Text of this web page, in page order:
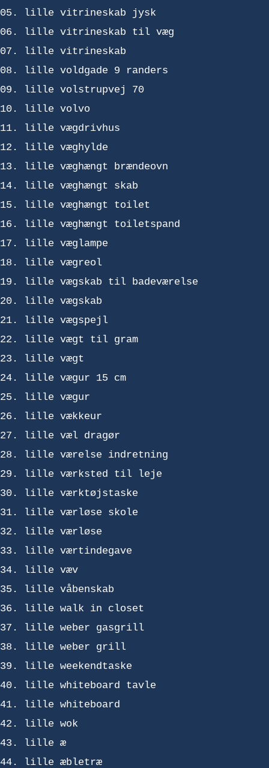
lille vitrineskab jysk
lille vitrineskab til væg
lille vitrineskab
lille voldgade 9 randers
lille volstrupvej 70
lille volvo
lille vægdrivhus
lille væghylde
lille væghængt brændeovn
lille væghængt skab
lille væghængt toilet
lille væghængt toiletspand
lille væglampe
lille vægreol
lille vægskab til badeværelse
lille vægskab
lille vægspejl
lille vægt til gram
lille vægt
lille vægur 15 cm
lille vægur
lille vækkeur
lille væl dragør
lille værelse indretning
lille værksted til leje
lille værktøjstaske
lille værløse skole
lille værløse
lille værtindegave
lille væv
lille våbenskab
lille walk in closet
lille weber gasgrill
lille weber grill
lille weekendtaske
lille whiteboard tavle
lille whiteboard
lille wok
lille æ
lille æbletræ